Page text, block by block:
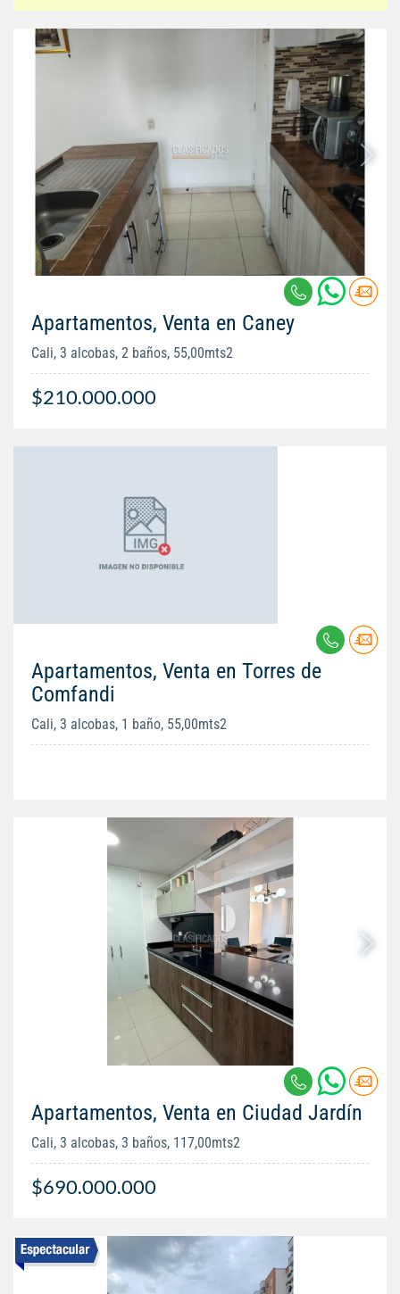
Apartamentos, Venta en Caney
Cali, 3 alcobas, 2 baños, 55,00mts2
$210.000.000
Apartamentos, Venta en Torres de
Comfandi
Cali, 3 alcobas, 1 baño, 55,00mts2
Apartamentos, Venta en Ciudad Jardín
Cali, 3 alcobas, 3 baños, 117,00mts2
$690.000.000